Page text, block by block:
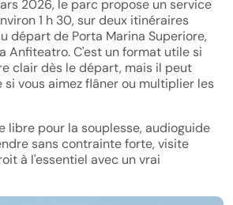
2026, le parc propose un service
1 h 30, sur deux itinéraires
départ de Porta Marina Superiore,
Anfiteatro. C'est un format utile si
clair dès le départ, mais il peut
vous aimez flâner ou multiplier les
libre pour la souplesse, audioguide
sans contrainte forte, visite
à l'essentiel avec un vrai